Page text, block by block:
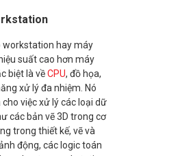
workstation hay máy
suất cao hơn máy
biệt là vềCPU, đồ họa,
xử lý đa nhiệm. Nó
việc xử lý các loại dữ
các bản vẽ 3D trong cơ
trong thiết kế, vẽ và
động, các logic toán